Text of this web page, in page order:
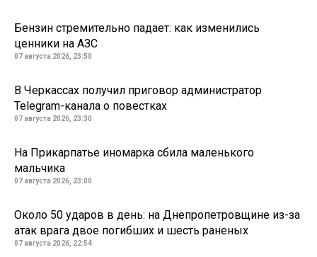
Бензин стремительно падает: как изменились
ценники на АЗС
07 августа 2026, 23:50
В Черкассах получил приговор администратор
Telegram-канала о повестках
07 августа 2026, 23:30
На Прикарпатье иномарка сбила маленького
мальчика
07 августа 2026, 23:00
Около 50 ударов в день: на Днепропетровщине из-за
атак врага двое погибших и шесть раненых
07 августа 2026, 22:54